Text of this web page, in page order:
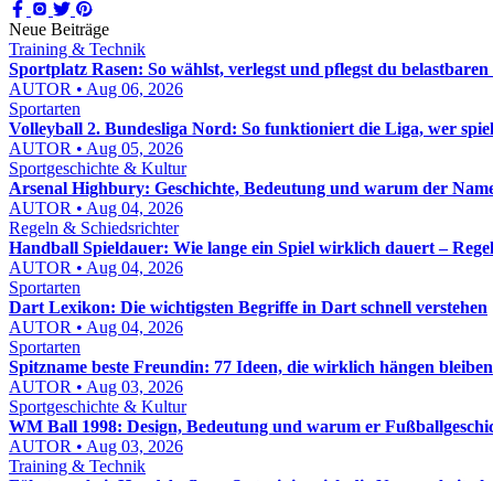
Neue Beiträge
Training & Technik
Sportplatz Rasen: So wählst, verlegst und pflegst du
AUTOR • Aug 06, 2026
Sportarten
Volleyball 2. Bundesliga Nord: So funktioniert die Liga, wer
AUTOR • Aug 05, 2026
Sportgeschichte & Kultur
Arsenal Highbury: Geschichte, Bedeutung und warum der
AUTOR • Aug 04, 2026
Regeln & Schiedsrichter
Handball Spieldauer: Wie lange ein Spiel wirklich dauert –
AUTOR • Aug 04, 2026
Sportarten
Dart Lexikon: Die wichtigsten Begriffe in Dart schnell verstehen
AUTOR • Aug 04, 2026
Sportarten
Spitzname beste Freundin: 77 Ideen, die wirklich hängen bleiben
AUTOR • Aug 03, 2026
Sportgeschichte & Kultur
WM Ball 1998: Design, Bedeutung und warum er
AUTOR • Aug 03, 2026
Training & Technik